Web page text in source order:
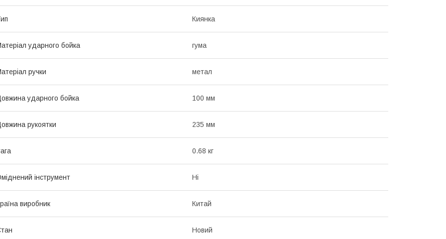
Киянка
ударного бойка гума
ручки метал
ударного бойка 100 мм
рукоятки 235 мм
0.68 кг
інструмент Ні
виробник Китай
Новий